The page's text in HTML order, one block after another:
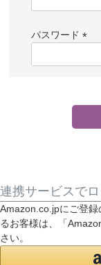
パスワード
必
連携サービスで
Amazon.co.jpにご登
るお客様は、「
さい。